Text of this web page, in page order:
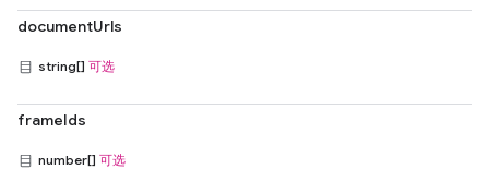
documentUrls
string[] 可选
frameIds
number[] 可选